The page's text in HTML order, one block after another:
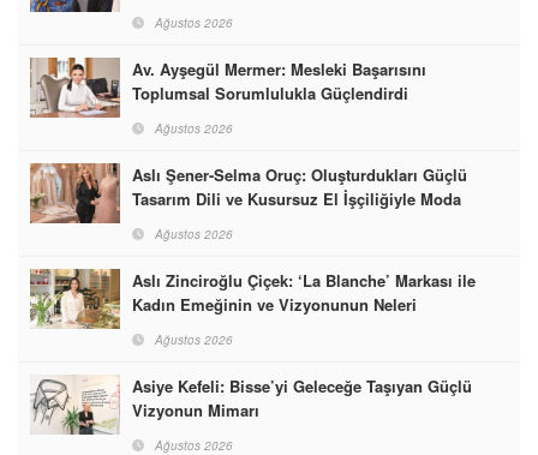
Ağustos 2026
Av. Ayşegül Mermer: Mesleki Başarısını
Toplumsal Sorumlulukla Güçlendirdi
Ağustos 2026
Aslı Şener-Selma Oruç: Oluşturdukları Güçlü
Tasarım Dili ve Kusursuz El İşçiliğiyle Moda
Dünyasına İmzalarını Attılar
Ağustos 2026
Aslı Zinciroğlu Çiçek: ‘La Blanche’ Markası ile
Kadın Emeğinin ve Vizyonunun Neleri
Başarabileceğinin En Güzel Örneğini Sunuyor
Ağustos 2026
Asiye Kefeli: Bisse’yi Geleceğe Taşıyan Güçlü
Vizyonun Mimarı
Ağustos 2026